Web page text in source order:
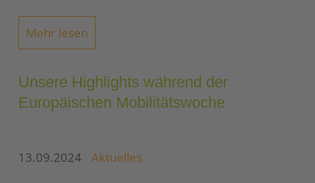
Mehr lesen
Unsere Highlights während der
Europäischen Mobilitätswoche
13.09.2024 Aktuelles